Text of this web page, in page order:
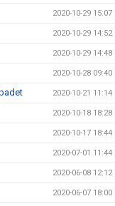
2020-10-29 15:07
2020-10-29 14:52
2020-10-29 14:48
2020-10-28 09:40
2020-10-21 11:14
2020-10-18 18:28
2020-10-17 18:44
2020-07-01 11:44
2020-06-08 12:12
2020-06-07 18:00